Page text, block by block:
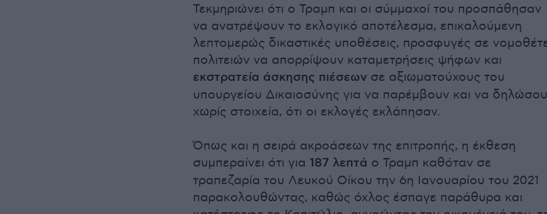
Τεκμηριώνει ότι ο Τραμπ και οι σύμμαχοί του προσπάθησαν
να ανατρέψουν το εκλογικό αποτέλεσμα, επικαλούμενη
λεπτομερώς δικαστικές υποθέσεις, προσφυγές σε
πολιτειών να απορρίψουν καταμετρήσεις ψήφων και
εκστρατεία άσκησης πιέσεων σε αξιωματούχους του
υπουργείου Δικαιοσύνης για να παρέμβουν και να
χωρίς στοιχεία, ότι οι εκλογές εκλάπησαν.
Όπως και η σειρά ακροάσεων της επιτροπής, η έκθεση
συμπεραίνει ότι για 187 λεπτά ο Τραμπ καθόταν σε
τραπεζαρία του Λευκού Οίκου την 6η Ιανουαρίου του 2021
παρακολουθώντας, καθώς όχλος έσπαγε παράθυρα και